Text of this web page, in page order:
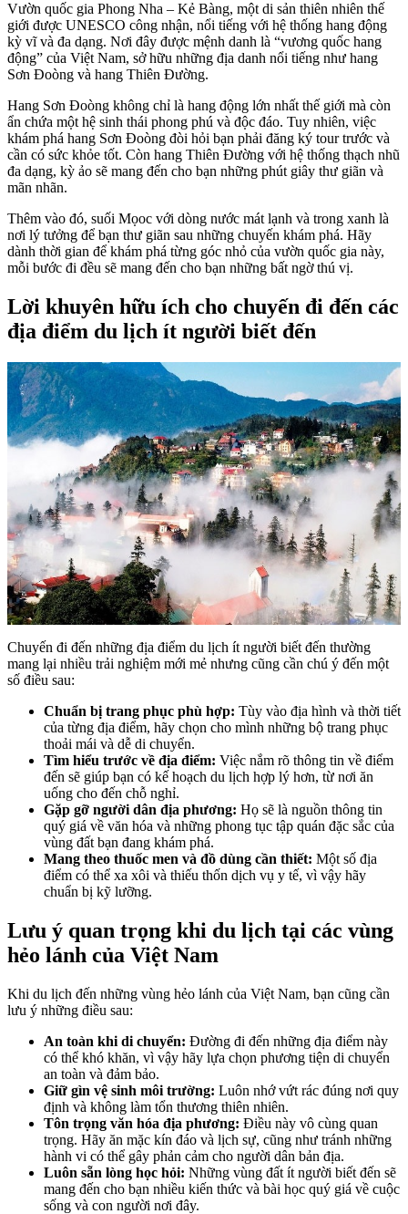
Vườn quốc gia Phong Nha – Kẻ Bàng, một di sản thiên nhiên thế
giới được UNESCO công nhận, nổi tiếng với hệ thống hang động
kỳ vĩ và đa dạng. Nơi đây được mệnh danh là “vương quốc hang
động” của Việt Nam, sở hữu những địa danh nổi tiếng như hang
Sơn Đoòng và hang Thiên Đường.
Hang Sơn Đoòng không chỉ là hang động lớn nhất thế giới mà còn
ẩn chứa một hệ sinh thái phong phú và độc đáo. Tuy nhiên, việc
khám phá hang Sơn Đoòng đòi hỏi bạn phải đăng ký tour trước và
cần có sức khỏe tốt. Còn hang Thiên Đường với hệ thống thạch nhũ
đa dạng, kỳ ảo sẽ mang đến cho bạn những phút giây thư giãn và
mãn nhãn.
Thêm vào đó, suối Mọoc với dòng nước mát lạnh và trong xanh là
nơi lý tưởng để bạn thư giãn sau những chuyến khám phá. Hãy
dành thời gian để khám phá từng góc nhỏ của vườn quốc gia này,
mỗi bước đi đều sẽ mang đến cho bạn những bất ngờ thú vị.
Lời khuyên hữu ích cho chuyến đi đến các
địa điểm du lịch ít người biết đến
Chuyến đi đến những địa điểm du lịch ít người biết đến thường
mang lại nhiều trải nghiệm mới mẻ nhưng cũng cần chú ý đến một
số điều sau:
Chuẩn bị trang phục phù hợp: Tùy vào địa hình và thời tiết
của từng địa điểm, hãy chọn cho mình những bộ trang phục
thoải mái và dễ di chuyển.
Tìm hiểu trước về địa điểm: Việc nắm rõ thông tin về điểm
đến sẽ giúp bạn có kế hoạch du lịch hợp lý hơn, từ nơi ăn
uống cho đến chỗ nghỉ.
Gặp gỡ người dân địa phương: Họ sẽ là nguồn thông tin
quý giá về văn hóa và những phong tục tập quán đặc sắc của
vùng đất bạn đang khám phá.
Mang theo thuốc men và đồ dùng cần thiết: Một số địa
điểm có thể xa xôi và thiếu thốn dịch vụ y tế, vì vậy hãy
chuẩn bị kỹ lưỡng.
Lưu ý quan trọng khi du lịch tại các vùng
hẻo lánh của Việt Nam
Khi du lịch đến những vùng hẻo lánh của Việt Nam, bạn cũng cần
lưu ý những điều sau:
An toàn khi di chuyển: Đường đi đến những địa điểm này
có thể khó khăn, vì vậy hãy lựa chọn phương tiện di chuyển
an toàn và đảm bảo.
Giữ gìn vệ sinh môi trường: Luôn nhớ vứt rác đúng nơi quy
định và không làm tổn thương thiên nhiên.
Tôn trọng văn hóa địa phương: Điều này vô cùng quan
trọng. Hãy ăn mặc kín đáo và lịch sự, cũng như tránh những
hành vi có thể gây phản cảm cho người dân bản địa.
Luôn sẵn lòng học hỏi: Những vùng đất ít người biết đến sẽ
mang đến cho bạn nhiều kiến thức và bài học quý giá về cuộc
sống và con người nơi đây.